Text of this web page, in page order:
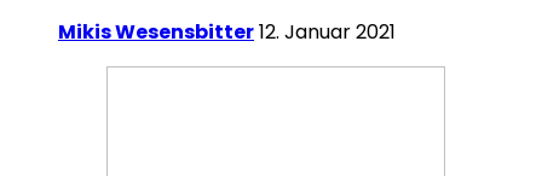
Mikis Wesensbitter12. Januar 2021